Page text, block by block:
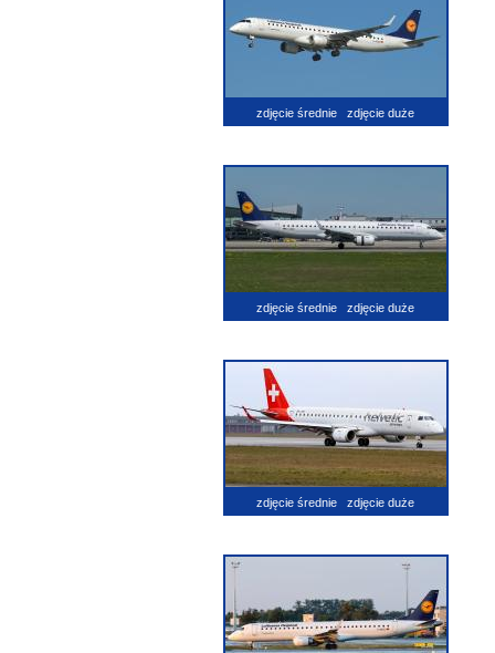
zdjęcie średnie zdjęcie duże
zdjęcie średnie zdjęcie duże
zdjęcie średnie zdjęcie duże